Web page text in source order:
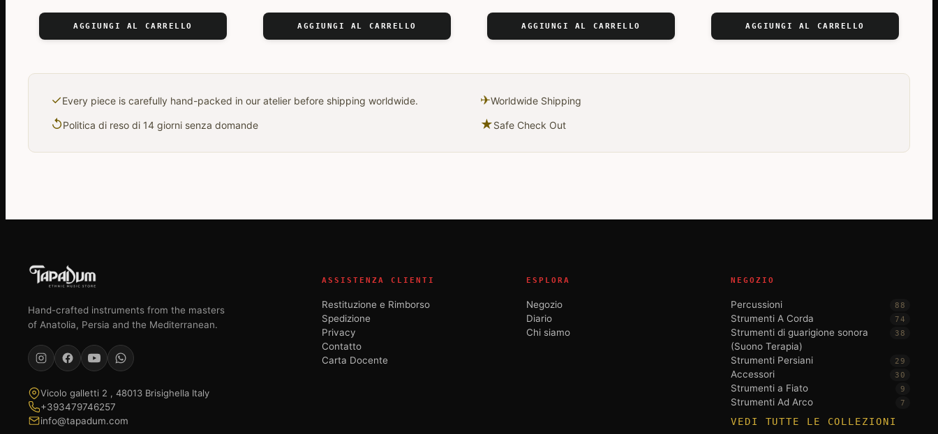
originale
attuale
AGGIUNGI AL CARRELLO
originale
era:
attuale
è:
AGGIUNGI AL CARRELLO
originale
attuale
AGGIUNGI AL CARRELLO
era:
€229,31.
è:
€199,16.
AGGIUNGI AL CARRELLO
✓Every piece is carefully hand-packed in our atelier before shipping worldwide. ✈Worldwide Shipping
↺Politica di reso di 14 giorni senza domande ★Safe Check Out
Hand-crafted instruments from the masters
of Anatolia, Persia and the Mediterranean.
Vicolo galletti 2 , 48013 Brisighella Italy
+393479746257
info@tapadum.com
ASSISTENZA CLIENTI
Restituzione e Rimborso
Spedizione
Privacy
Contatto
Carta Docente
ESPLORA
Negozio
Diario
Chi siamo
NEGOZIO
Percussioni 88
Strumenti A Corda 74
Strumenti di guarigione sonora
(Suono Terapia)
38
Strumenti Persiani 29
Accessori 30
Strumenti a Fiato 9
Strumenti Ad Arco 7
VEDI TUTTE LE COLLEZIONI